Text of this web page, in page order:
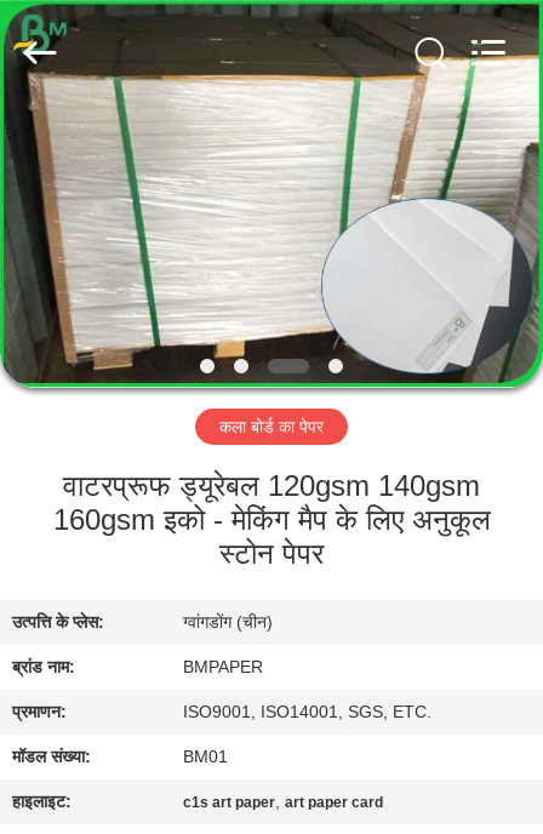
घर
उत्पादों
हमारे
बारे
में
भ्रमण
नियंत्रण
संपर्क
करें
समाचार
GUANGZHOU
BMPAPER
CO.,
LTD..
Rights
Reserved.
कला बोर्ड का पेपर
वाटरप्रूफ ड्यूरेबल 120gsm 140gsm
160gsm इको - मेकिंग मैप के लिए अनुकूल
स्टोन पेपर
उत्पत्ति के प्लेस: ग्वांगडोंग (चीन)
ब्रांड नाम: BMPAPER
प्रमाणन: ISO9001, ISO14001, SGS, ETC.
मॉडल संख्या: BM01
हाइलाइट: c1s art paper,art paper card